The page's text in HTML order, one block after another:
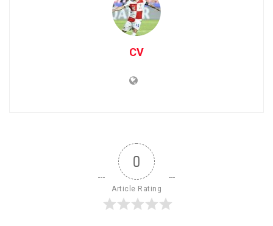
CV
0
Article Rating